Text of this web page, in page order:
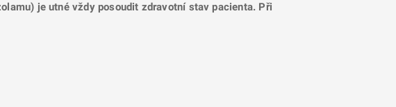
je utné vždy posoudit zdravotní stav pacienta. Při